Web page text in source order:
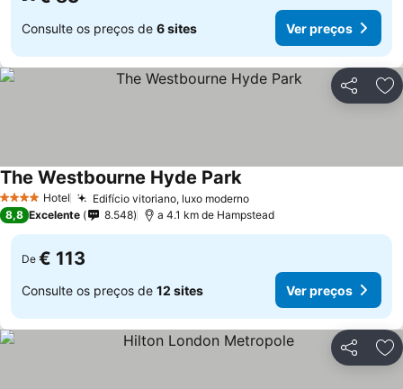
Consulte os preços de 6 sites Ver preços
Partilhar
4 EstrelasHotel Edifício vitoriano, luxo moderno
The Westbourne Hyde Park
8,8 Excelente 8.548 a 4.1 km de Hampstead
De € 113
Consulte os preços de 12 sites Ver preços
Partilhar